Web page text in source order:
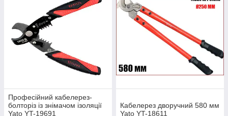
Професійний кабелерез-
болторіз із знімачом ізоляції
Yato YT-19691
Кабелерез дворучний 580 мм
Yato YT-18611